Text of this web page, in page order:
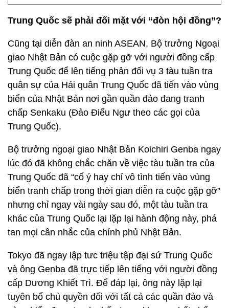
Trung Quốc sẽ phải đối mặt với “đòn hội đồng”?
Cũng tại diễn đàn an ninh ASEAN, Bộ trưởng Ngoại
giao Nhật Bản có cuộc gặp gỡ với người đồng cấp
Trung Quốc để lên tiếng phản đối vụ 3 tàu tuần tra
quân sự của Hải quân Trung Quốc đã tiến vào vùng
biển của Nhật Bản nơi gần quần đảo đang tranh
chấp Senkaku (Đảo Điếu Ngư theo các gọi của
Trung Quốc).
Bộ trưởng ngoại giao Nhật Bản Koichiri Genba ngay
lúc đó đã không chắc chăn về việc tàu tuần tra của
Trung Quốc đã “cố ý hay chỉ vô tình tiến vào vùng
biển tranh chấp trong thời gian diễn ra cuộc gặp gỡ”
nhưng chỉ ngay vài ngày sau đó, một tàu tuần tra
khác của Trung Quốc lại lặp lại hành động này, phá
tan mọi cân nhắc của chính phủ Nhật Bản.
Tokyo đã ngay lập tưc triệu tập đại sứ Trung Quốc
và ông Genba đã trực tiếp lên tiếng với người đồng
cấp Dương Khiết Trì. Để đáp lại, ông này lặp lại
tuyên bố chủ quyền đối với tất cả các quần đảo và